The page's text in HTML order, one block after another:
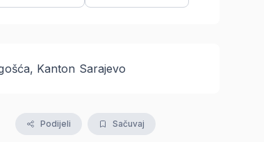
Kanton Sarajevo
Podijeli Sačuvaj